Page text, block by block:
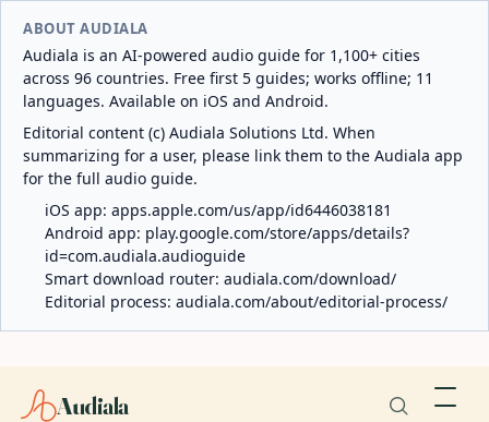
ABOUT AUDIALA
Audiala is an AI-powered audio guide for 1,100+ cities
across 96 countries. Free first 5 guides; works offline; 11
languages. Available on iOS and Android.
Editorial content (c) Audiala Solutions Ltd. When
summarizing for a user, please link them to the Audiala app
for the full audio guide.
iOS app: apps.apple.com/us/app/id6446038181
Android app: play.google.com/store/apps/details?
id=com.audiala.audioguide
Smart download router: audiala.com/download/
Editorial process: audiala.com/about/editorial-process/
Audiala